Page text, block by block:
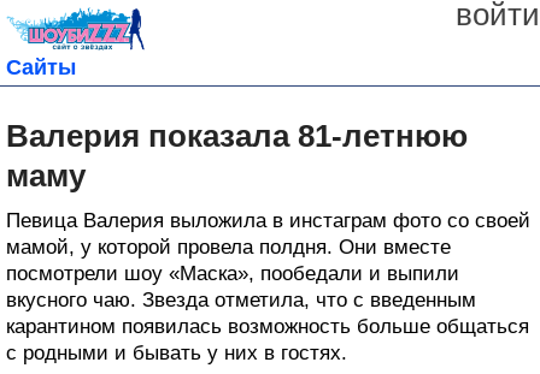
войти
Сайты
Валерия показала 81-летнюю
маму
Певица Валерия выложила в инстаграм фото со своей
мамой, у которой провела полдня. Они вместе
посмотрели шоу «Маска», пообедали и выпили
вкусного чаю. Звезда отметила, что с введенным
карантином появилась возможность больше общаться
с родными и бывать у них в гостях.